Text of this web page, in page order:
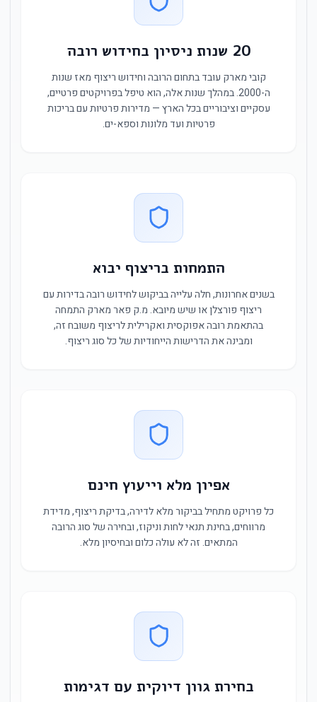
20 שנות ניסיון בחידוש רובה
קובי מארק עובד בתחום הרובה וחידוש ריצוף מאז שנות
ה-2000. במהלך שנות אלה, הוא טיפל בפרויקטים פרטיים,
עסקיים וציבוריים בכל הארץ — מדירות פרטיות עם בריכות
פרטיות ועד מלונות וספא-ים.
התמחות בריצוף יבוא
בשנים אחרונות, חלה עלייה בביקוש לחידוש רובה בדירות עם
ריצוף פורצלן או שיש מיובא. מ.ק פאר מארק התמחה
בהתאמת רובה אפוקסית ואקרילית לריצוף משובח זה,
ומבינה את הדרישות הייחודיות של כל סוג ריצוף.
אפיון מלא וייעוץ חינם
כל פרויקט מתחיל בביקור מלא לדירה, בדיקת ריצוף, מדידת
מרווחים, בחינת תנאי לחות וניקוז, ובחירה של סוג הרובה
המתאים. זה לא עולה כלום ובחיסיון מלא.
בחירת גוון דיוקית עם דגימות